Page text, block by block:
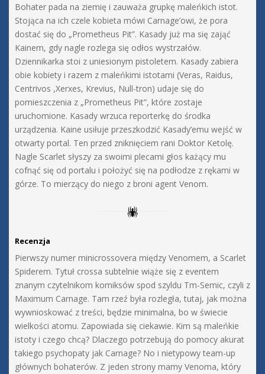
Bohater pada na ziemię i zauważa grupkę maleńkich istot.
Stojąca na ich czele kobieta mówi Carnage’owi, że pora
dostać się do „Prometheus Pit”. Kasady już ma się zająć
Kainem, gdy nagle rozlega się odłos wystrzałów.
Dziennikarka stoi z uniesionym pistoletem. Kasady zabiera
obie kobiety i razem z maleńkimi istotami (Veras, Raidus,
Centrivos ,Xerxes, Krevius, Null-tron) udaje się do
pomieszczenia z „Prometheus Pit”, które zostaje
uruchomione. Kasady wrzuca reporterkę do środka
urządzenia. Kaine usiłuje przeszkodzić Kasady’emu wejść w
otwarty portal. Ten przed zniknięciem rani Doktor Ketolę.
Nagle Scarlet słyszy za swoimi plecami głos każący mu
cofnąć się od portalu i położyć się na podłodze z rękami w
górze. To mierzący do niego z broni agent Venom.
Recenzja
Pierwszy numer minicrossovera między Venomem, a Scarlet
Spiderem. Tytuł crossa subtelnie wiąże się z eventem
znanym czytelnikom komiksów spod szyldu Tm-Semic, czyli z
Maximum Carnage. Tam rzeź była rozległa, tutaj, jak można
wywnioskować z treści, będzie minimalna, bo w świecie
wielkości atomu. Zapowiada się ciekawie. Kim są maleńkie
istoty i czego chcą? Dlaczego potrzebują do pomocy akurat
takiego psychopaty jak Carnage? No i nietypowy team-up
głównych bohaterów. Z jeden strony mamy Venoma, który